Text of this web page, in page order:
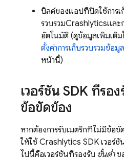
บิลด์ของแอปที่ปิดใช้การเ
รวบรวมCrashlyticsและ
อัตโนมัติ (ดูข้อมูลเพิ่มเติ
ตั้งค่าการเก็บรวบรวมข้อ
หน้านี้)
เวอร์ชัน SDK ที่รอ
ข้อขัดข้อง
หากต้องการรับเมตริกที่ไม่มีข้อ
ให้ใช้ Crashlytics SDK เวอร์
ไปนี้คือเวอร์ชันที่รองรับ ขั้นต่ำข